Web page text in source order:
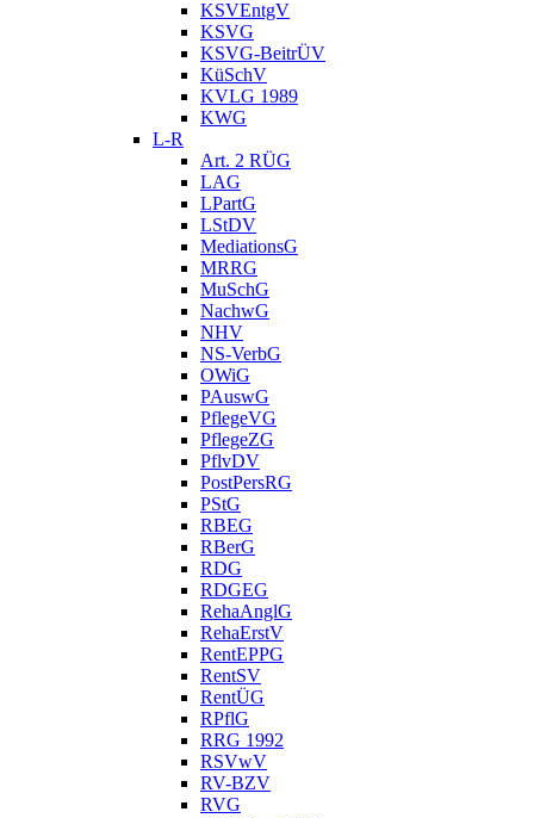
KSVEntgV
KSVG
KSVG-BeitrÜV
KüSchV
KVLG 1989
KWG
L-R
Art. 2 RÜG
LAG
LPartG
LStDV
MediationsG
MRRG
MuSchG
NachwG
NHV
NS-VerbG
OWiG
PAuswG
PflegeVG
PflegeZG
PflvDV
PostPersRG
PStG
RBEG
RBerG
RDG
RDGEG
RehaAnglG
RehaErstV
RentEPPG
RentSV
RentÜG
RPflG
RRG 1992
RSVwV
RV-BZV
RVG